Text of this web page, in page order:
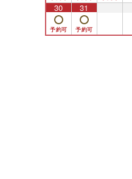
30 31